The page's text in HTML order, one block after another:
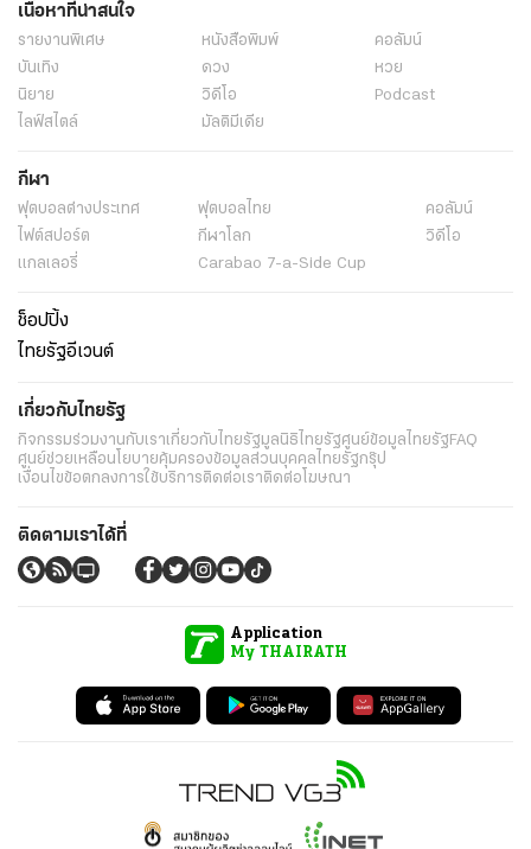
เนื้อหาที่น่าสนใจ
รายงานพิเศษ หนังสือพิมพ์
คอลัมน์
บันเทิง
ดวง
หวย
นิยาย
วิดีโอ
Podcast
ไลฟ์สไตล์
มัลติมีเดีย
กีฬา
ฟุตบอลต่่างประเทศ ฟุตบอลไทย
คอลัมน์
ไฟต์สปอร์ต
กีฬาโลก
วิดีโอ
แกลเลอรี่
Carabao 7-a-Side Cup
ช็อปปิ้ง
ไทยรัฐอีเวนต์
เกี่ยวกับไทยรัฐ
กิจกรรมร่วมงานกับเราเกี่ยวกับไทยรัฐมูลนิธิไทยรัฐศูนย์ข้อมูลไทยรัฐFAQ
ศูนย์ช่วยเหลือนโยบายคุ้มครองข้อมูลส่วนบุคคลไทยรัฐกรุ๊ป
เงื่อนไขข้อตกลงการใช้บริการติดต่อเราติดต่อโฆษณา
ติดตามเราได้ที่
Application
My THAIRATH